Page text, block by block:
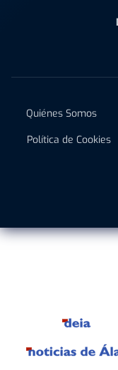
Quiénes Somos
Política de Cookies